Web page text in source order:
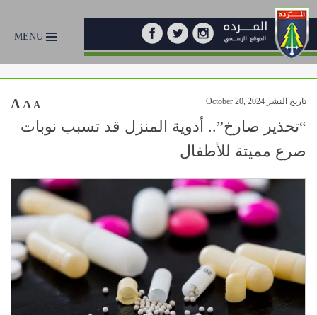
MENU
تاريخ النشر October 20, 2024 A A A
“تحذير صارخ”.. أدوية المنزل قد تسبب نوبات
صرع مميتة للأطفال